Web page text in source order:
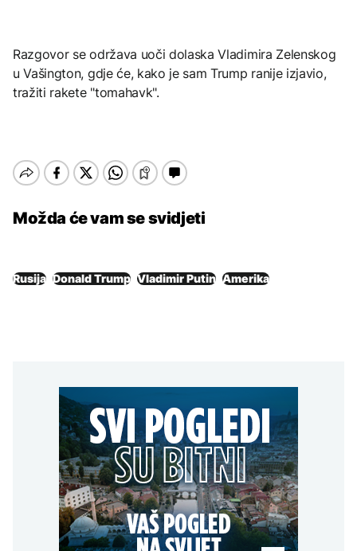
Razgovor se održava uoči dolaska Vladimira Zelenskog
u Vašington, gdje će, kako je sam Trump ranije izjavio,
tražiti rakete "tomahavk".
Možda će vam se svidjeti
Rusija Donald Trump Vladimir Putin Amerika